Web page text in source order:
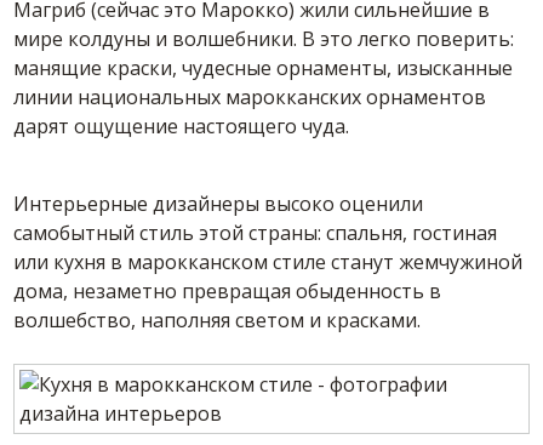
Магриб (сейчас это Марокко) жили сильнейшие в
мире колдуны и волшебники. В это легко поверить:
манящие краски, чудесные орнаменты, изысканные
линии национальных марокканских орнаментов
дарят ощущение настоящего чуда.
Интерьерные дизайнеры высоко оценили
самобытный стиль этой страны: спальня, гостиная
или кухня в марокканском стиле станут жемчужиной
дома, незаметно превращая обыденность в
волшебство, наполняя светом и красками.